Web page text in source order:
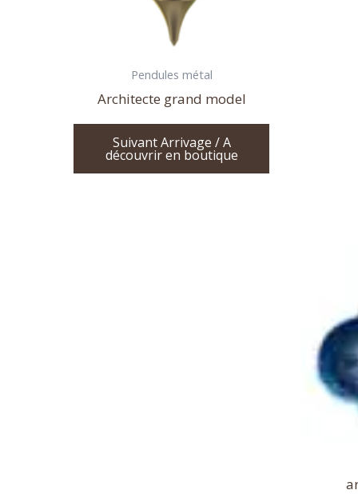
Pendules métal
Architecte grand model
Suivant Arrivage / A
découvrir en boutique